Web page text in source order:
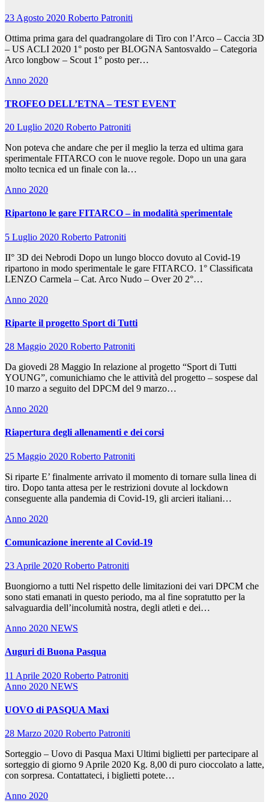
23 Agosto 2020 Roberto Patroniti
Ottima prima gara del quadrangolare di Tiro con l’Arco – Caccia 3D
– US ACLI 2020 1° posto per BLOGNA Santosvaldo – Categoria
Arco longbow – Scout 1° posto per…
Anno 2020
TROFEO DELL’ETNA – TEST EVENT
20 Luglio 2020 Roberto Patroniti
Non poteva che andare che per il meglio la terza ed ultima gara
sperimentale FITARCO con le nuove regole. Dopo un una gara
molto tecnica ed un finale con la…
Anno 2020
Ripartono le gare FITARCO – in modalità sperimentale
5 Luglio 2020 Roberto Patroniti
II° 3D dei Nebrodi Dopo un lungo blocco dovuto al Covid-19
ripartono in modo sperimentale le gare FITARCO. 1° Classificata
LENZO Carmela – Cat. Arco Nudo – Over 20 2°…
Anno 2020
Riparte il progetto Sport di Tutti
28 Maggio 2020 Roberto Patroniti
Da giovedi 28 Maggio In relazione al progetto “Sport di Tutti
YOUNG”, comunichiamo che le attività del progetto – sospese dal
10 marzo a seguito del DPCM del 9 marzo…
Anno 2020
Riapertura degli allenamenti e dei corsi
25 Maggio 2020 Roberto Patroniti
Si riparte E’ finalmente arrivato il momento di tornare sulla linea di
tiro. Dopo tanta attesa per le restrizioni dovute al lockdown
conseguente alla pandemia di Covid-19, gli arcieri italiani…
Anno 2020
Comunicazione inerente al Covid-19
23 Aprile 2020 Roberto Patroniti
Buongiorno a tutti Nel rispetto delle limitazioni dei vari DPCM che
sono stati emanati in questo periodo, ma al fine sopratutto per la
salvaguardia dell’incolumità nostra, degli atleti e dei…
Anno 2020 NEWS
Auguri di Buona Pasqua
11 Aprile 2020 Roberto Patroniti
Anno 2020 NEWS
UOVO di PASQUA Maxi
28 Marzo 2020 Roberto Patroniti
Sorteggio – Uovo di Pasqua Maxi Ultimi biglietti per partecipare al
sorteggio di giorno 9 Aprile 2020 Kg. 8,00 di puro cioccolato a latte,
con sorpresa. Contattateci, i biglietti potete…
Anno 2020